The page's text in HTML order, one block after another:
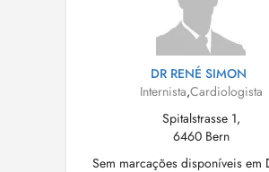
DR RENÉ SIMON
Internista,Cardiologista
Spitalstrasse 1,
6460 Bern
Sem marcações disponíveis em